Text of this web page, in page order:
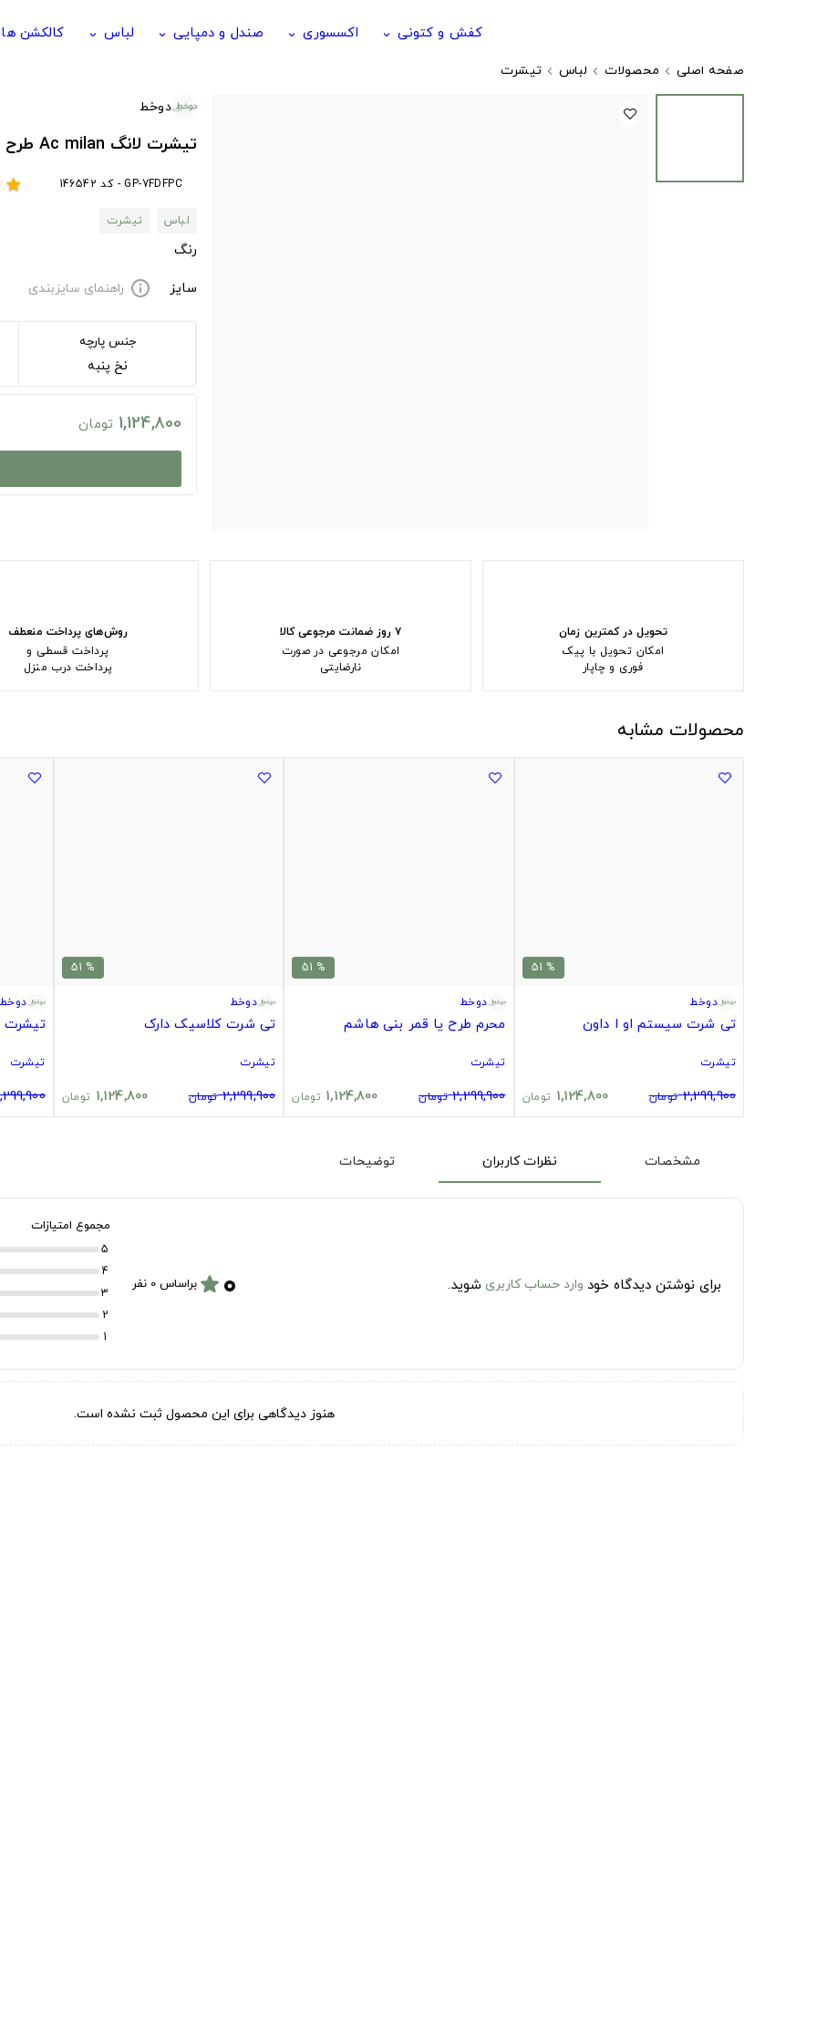
کفش و کتونی keyboard_arrow_down اکسسوری keyboard_arrow_down صندل و دمپایی keyboard_arrow_down لباس keyboard_arrow_down کالکشن ها
صفحه اصلی محصولات لباس
تیشرت
دوخط
تیشرت لانگ Ac milan طرح La Storia del Milan
GP-7FDFPC - کد 146542 star
لباس
تیشرت
رنگ
سایز
info راهنمای سایزبندی
جنس پارچه
نخ پنبه
1,124,800 تومان
تحویل در کمترین زمان
امکان تحویل با پیک
فوری و چاپار
۷ روز ضمانت مرجوعی کالا
امکان مرجوعی در صورت
نارضایتی
روش‌های پرداخت منعطف
پرداخت قسطی و
پرداخت درب منزل
محصولات مشابه
% 51
دوخط
تی شرت سیستم او ا داون
تیشرت
2,299,900 تومان 1,124,800 تومان
% 51
دوخط
محرم طرح یا قمر بنی هاشم
تیشرت
2,299,900 تومان 1,124,800 تومان
% 51
دوخط
تی شرت کلاسیک دارک
تیشرت
2,299,900 تومان 1,124,800 تومان
دوخط
تیشرت
تیشرت
مشخصات نظرات کاربران توضیحات
برای نوشتن دیدگاه خود وارد حساب کاربری شوید. ۰ starبراساس 0 نفر
مجموع امتیازات
5
4
3
2
1
هنوز دیدگاهی برای این محصول ثبت نشده است.